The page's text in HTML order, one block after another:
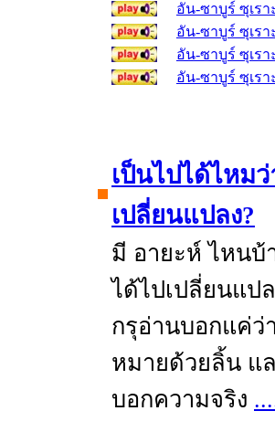
อัน-ซาบูร์ ซุเรา
อัน-ซาบูร์ ซุเรา
อัน-ซาบูร์ ซุเรา
อัน-ซาบูร์ ซุเรา
เป็นไปได้ไหม
เปลี่ยนแปลง?
มี อายะห์ ไหนบ้
ได้ไปเปลี่ยนแป
กรุอ่านบอกแค่ว่
หมายด้วยลิ้น แ
บอกความจริง